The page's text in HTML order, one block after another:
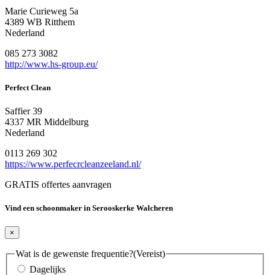
Marie Curieweg 5a
4389 WB Ritthem
Nederland
085 273 3082
http://www.hs-group.eu/
Perfect Clean
Saffier 39
4337 MR Middelburg
Nederland
0113 269 302
https://www.perfecrcleanzeeland.nl/
GRATIS offertes aanvragen
Vind een schoonmaker in Serooskerke Walcheren
×
Wat is de gewenste frequentie?(Vereist)
Dagelijks